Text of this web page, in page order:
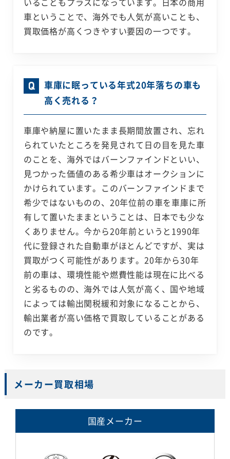
車ということで、海外でも人気が高いことも、
買取価格が高くつきやすい要因の一つです。
車庫に眠っている年式20年落ちの車も
高く売れる？
車庫や納屋に置いたまま長期間放置され、忘れ
られていたところを発見されて日の目を見た車
のことを、海外ではバーンファインドといい、
見つかった価値のある希少車はオークションに
かけられています。このバーンファインドまで
希少ではないものの、20年位前の車を車庫に所
有して置いたままということは、日本でも少な
くありません。今から20年前というと1990年
代に登録された自動車がほとんどですが、実は
買取がつく可能性があります。20年から30年
前の車は、環境性能や燃費性能は現在に比べる
と劣るものの、海外では人気が高く、国や地域
によっては輸出関税緩和対象になることから、
輸出業者が高い価格で買取していることがある
のです。
メーカー買取相場
国産メーカー